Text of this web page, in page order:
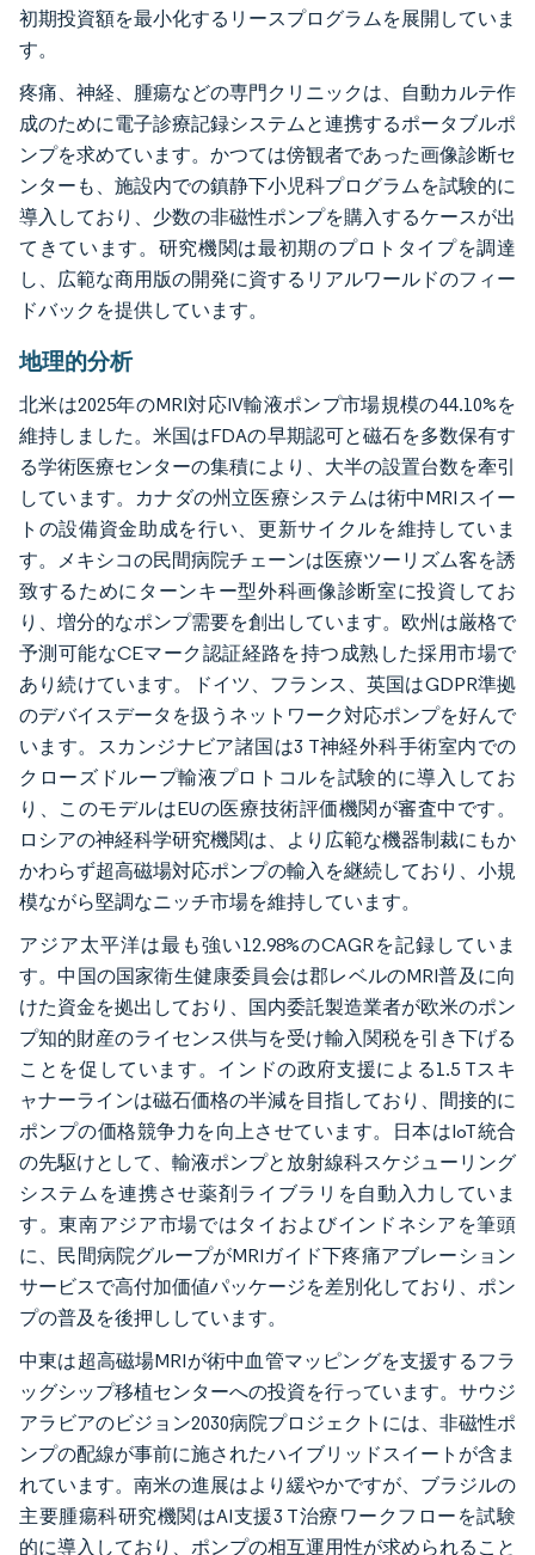
初期投資額を最小化するリースプログラムを展開していま
す。
疼痛、神経、腫瘍などの専門クリニックは、自動カルテ作
成のために電子診療記録システムと連携するポータブルポ
ンプを求めています。かつては傍観者であった画像診断セ
ンターも、施設内での鎮静下小児科プログラムを試験的に
導入しており、少数の非磁性ポンプを購入するケースが出
てきています。研究機関は最初期のプロトタイプを調達
し、広範な商用版の開発に資するリアルワールドのフィー
ドバックを提供しています。
地理的分析
北米は2025年のMRI対応IV輸液ポンプ市場規模の44.10%を
維持しました。米国はFDAの早期認可と磁石を多数保有す
る学術医療センターの集積により、大半の設置台数を牽引
しています。カナダの州立医療システムは術中MRIスイー
トの設備資金助成を行い、更新サイクルを維持していま
す。メキシコの民間病院チェーンは医療ツーリズム客を誘
致するためにターンキー型外科画像診断室に投資してお
り、増分的なポンプ需要を創出しています。欧州は厳格で
予測可能なCEマーク認証経路を持つ成熟した採用市場で
あり続けています。ドイツ、フランス、英国はGDPR準拠
のデバイスデータを扱うネットワーク対応ポンプを好んで
います。スカンジナビア諸国は3 T神経外科手術室内での
クローズドループ輸液プロトコルを試験的に導入してお
り、このモデルはEUの医療技術評価機関が審査中です。
ロシアの神経科学研究機関は、より広範な機器制裁にもか
かわらず超高磁場対応ポンプの輸入を継続しており、小規
模ながら堅調なニッチ市場を維持しています。
アジア太平洋は最も強い12.98%のCAGRを記録していま
す。中国の国家衛生健康委員会は郡レベルのMRI普及に向
けた資金を拠出しており、国内委託製造業者が欧米のポン
プ知的財産のライセンス供与を受け輸入関税を引き下げる
ことを促しています。インドの政府支援による1.5 Tスキ
ャナーラインは磁石価格の半減を目指しており、間接的に
ポンプの価格競争力を向上させています。日本はIoT統合
の先駆けとして、輸液ポンプと放射線科スケジューリング
システムを連携させ薬剤ライブラリを自動入力していま
す。東南アジア市場ではタイおよびインドネシアを筆頭
に、民間病院グループがMRIガイド下疼痛アブレーション
サービスで高付加価値パッケージを差別化しており、ポン
プの普及を後押ししています。
中東は超高磁場MRIが術中血管マッピングを支援するフラ
ッグシップ移植センターへの投資を行っています。サウジ
アラビアのビジョン2030病院プロジェクトには、非磁性ポ
ンプの配線が事前に施されたハイブリッドスイートが含ま
れています。南米の進展はより緩やかですが、ブラジルの
主要腫瘍科研究機関はAI支援3 T治療ワークフローを試験
的に導入しており、ポンプの相互運用性が求められること